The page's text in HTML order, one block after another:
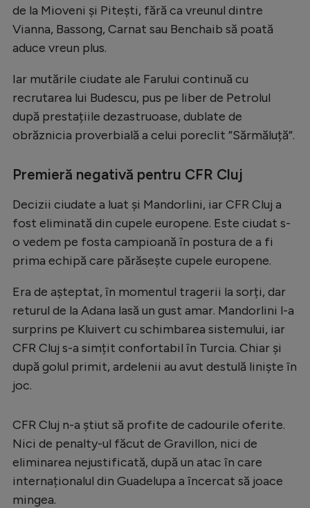
de la Mioveni și Pitești, fără ca vreunul dintre
Vianna, Bassong, Carnat sau Benchaib să poată
aduce vreun plus.
Iar mutările ciudate ale Farului continuă cu
recrutarea lui Budescu, pus pe liber de Petrolul
după prestațiile dezastruoase, dublate de
obrăznicia proverbială a celui poreclit ”Sărmăluță”.
Premieră negativă pentru CFR Cluj
Decizii ciudate a luat și Mandorlini, iar CFR Cluj a
fost eliminată din cupele europene. Este ciudat s-
o vedem pe fosta campioană în postura de a fi
prima echipă care părăsește cupele europene.
Era de așteptat, în momentul tragerii la sorți, dar
returul de la Adana lasă un gust amar. Mandorlini l-a
surprins pe Kluivert cu schimbarea sistemului, iar
CFR Cluj s-a simțit confortabil în Turcia. Chiar și
după golul primit, ardelenii au avut destulă liniște în
joc.
CFR Cluj n-a știut să profite de cadourile oferite.
Nici de penalty-ul făcut de Gravillon, nici de
eliminarea nejustificată, după un atac în care
internaționalul din Guadelupa a încercat să joace
mingea.